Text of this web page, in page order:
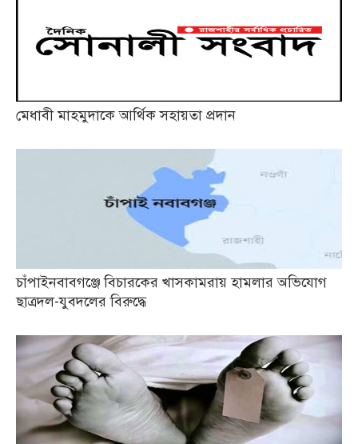
মেধাবী মাহমুদাকে আর্থিক সহায়তা প্রদান
চাঁপাইনবাবগঞ্জে বিচারকের খাসকামরায় হামলার অভিযোগ
ছাত্রদল-যুবদলের বিরুদ্ধে